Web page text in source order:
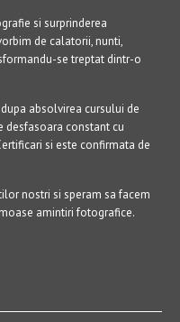
si surprinderea
de calatorii, nunti,
se treptat dintr-o
absolvirea cursului de
desfasoara constant cu
si este confirmata de
nostri si speram sa facem
amintiri fotografice.